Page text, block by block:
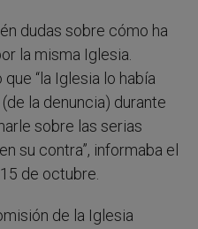
dudas sobre cómo ha
la misma Iglesia.
“la Iglesia lo había
la denuncia) durante
sobre las serias
su contra”, informaba el
de octubre.
de la Iglesia